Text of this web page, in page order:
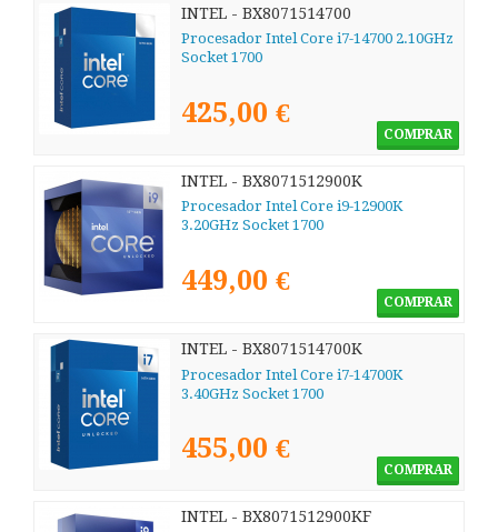
INTEL - BX8071514700
Procesador Intel Core i7-14700 2.10GHz
Socket 1700
425,00 €
COMPRAR
INTEL - BX8071512900K
Procesador Intel Core i9-12900K
3.20GHz Socket 1700
449,00 €
COMPRAR
INTEL - BX8071514700K
Procesador Intel Core i7-14700K
3.40GHz Socket 1700
455,00 €
COMPRAR
INTEL - BX8071512900KF